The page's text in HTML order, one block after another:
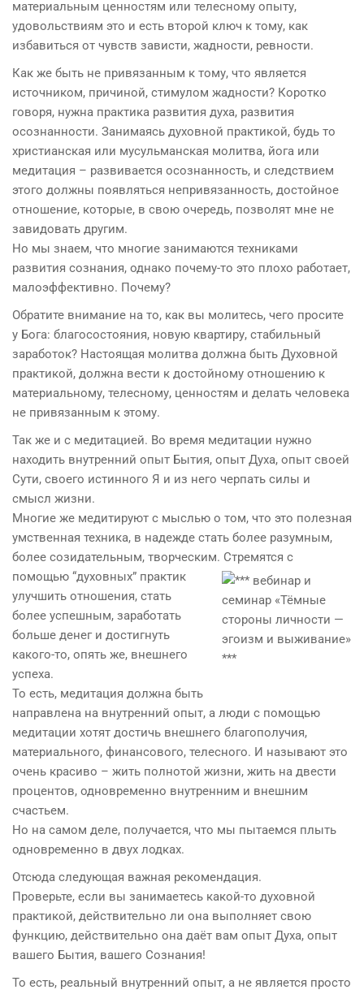
материальным ценностям или телесному опыту,
удовольствиям это и есть второй ключ к тому, как
избавиться от чувств зависти, жадности, ревности.
Как же быть не привязанным к тому, что является
источником, причиной, стимулом жадности? Коротко
говоря, нужна практика развития духа, развития
осознанности. Занимаясь духовной практикой, будь то
христианская или мусульманская молитва, йога или
медитация – развивается осознанность, и следствием
этого должны появляться непривязанность, достойное
отношение, которые, в свою очередь, позволят мне не
завидовать другим.
Но мы знаем, что многие занимаются техниками
развития сознания, однако почему-то это плохо работает,
малоэффективно. Почему?
Обратите внимание на то, как вы молитесь, чего просите
у Бога: благосостояния, новую квартиру, стабильный
заработок? Настоящая молитва должна быть Духовной
практикой, должна вести к достойному отношению к
материальному, телесному, ценностям и делать человека
не привязанным к этому.
Так же и с медитацией. Во время медитации нужно
находить внутренний опыт Бытия, опыт Духа, опыт своей
Сути, своего истинного Я и из него черпать силы и
смысл жизни.
Многие же медитируют с мыслью о том, что это полезная
умственная техника, в надежде стать более разумным,
более созидательным, творческим. Стремятся с
помощью “духовных” практик
улучшить отношения, стать
более успешным, заработать
больше денег и достигнуть
какого-то, опять же, внешнего
успеха.
То есть, медитация должна быть
направлена на внутренний опыт, а люди с помощью
медитации хотят достичь внешнего благополучия,
материального, финансового, телесного. И называют это
очень красиво – жить полнотой жизни, жить на двести
процентов, одновременно внутренним и внешним
счастьем.
Но на самом деле, получается, что мы пытаемся плыть
одновременно в двух лодках.
Отсюда следующая важная рекомендация.
Проверьте, если вы занимаетесь какой-то духовной
практикой, действительно ли она выполняет свою
функцию, действительно она даёт вам опыт Духа, опыт
вашего Бытия, вашего Сознания!
То есть, реальный внутренний опыт, а не является просто